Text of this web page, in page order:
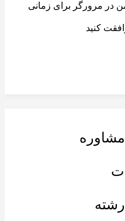
در مرورگر برای زمانی
کنید
رشته